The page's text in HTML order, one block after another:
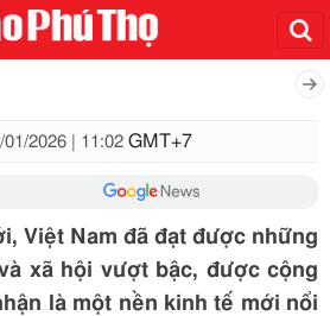
2026 | 11:02 GMT+7
Việt Nam đã đạt được những
xã hội vượt bậc, được cộng
là một nền kinh tế mới nổi